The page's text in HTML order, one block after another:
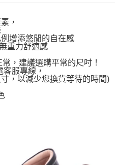
，
增添悠閒的自在感
重力舒適感
，建議選購平常的尺吋！
服專線，
，以減少您換貨等待的時間)